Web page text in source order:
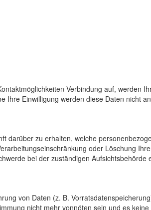
Verbindung auf, werden
Ihre Einwilligung werden diese Daten nicht
darüber zu erhalten, welche
oder Löschung
bei der zuständigen Aufsichtsbehörde
von Daten (z. B.
nicht mehr vonnöten sein und es